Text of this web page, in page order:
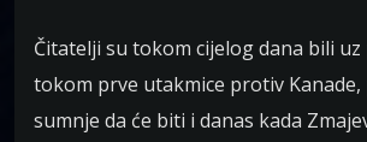
Čitatelji su tokom cijelog dana bili uz
tokom prve utakmice protiv Kanade,
sumnje da će biti i danas kada